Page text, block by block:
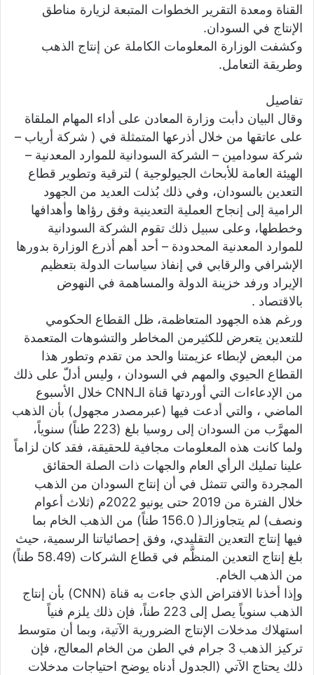
القناة ومعدة التقرير الخطوات المتبعة لزيارة مناطق
الإنتاج في السودان.
وكشفت الوزارة المعلومات الكاملة عن إنتاج الذهب
وطريقة التعامل.
تفاصيل
وقال البيان دأبت وزارة المعادن على أداء المهام الملقاة
على عاتقها من خلال أذرعها المتمثلة في ( شركة أرياب –
شركة سودامين – الشركة السودانية للموارد المعدنية –
الهيئة العامة للأبحاث الجيولوجية ) لترقية وتطوير قطاع
التعدين بالسودان، وفي ذلك بُذلت العديد من الجهود
الرامية إلى إنجاح العملية التعدينية وفق رؤاها وأهدافها
وخططها، وعلى سبيل ذلك تقوم الشركة السودانية
للموارد المعدنية المحدودة – أحد أهم أذرع الوزارة بدورها
الإشرافي والرقابي في إنفاذ سياسات الدولة بتعظيم
الإيراد ورفد خزينة الدولة والمساهمة في النهوض
بالاقتصاد .
ورغم هذه الجهود المتعاظمة، ظل القطاع الحكومي
للتعدين يتعرض للكثيرمن المخاطر والتشوهات المتعمدة
من البعض لإبطاء عزيمتنا والحد من تقدم وتطور هذا
القطاع الحيوي والمهم في السودان ، وليس أدلّ على ذلك
من الإدعاءات التي أوردتها قناة الـCNN خلال الأسبوع
الماضي ، والتي أدعت فيها (عبرمصدر مجهول) بأن الذهب
المهرَّب من السودان إلى روسيا بلغ (223 طناً) سنوياً،
ولما كانت هذه المعلومات مجافية للحقيقة، فقد كان لزاماً
علينا تمليك الرأي العام والجهات ذات الصلة الحقائق
المجردة والتي تتمثل في أن إنتاج السودان من الذهب
خلال الفترة من 2019 حتى يونيو 2022م (ثلاث أعوام
ونصف) لم يتجاوزالـ( 156.0 طناً) من الذهب الخام بما
فيها إنتاج التعدين التقليدي، وفق إحصائياتنا الرسمية، حيث
بلغ إنتاج التعدين المنظَّم في قطاع الشركات (58.49 طناً)
من الذهب الخام.
وإذا أخذنا الافتراض الذي جاءت به قناة (CNN) بأن إنتاج
الذهب سنوياً يصل إلى 223 طناً، فإن ذلك يلزم فنياً
استهلاك مدخلات الإنتاج الضرورية الآتية، وبما أن متوسط
تركيز الذهب 3 جرام في الطن من الخام المعالج، فإن
ذلك يحتاج الآتي (الجدول أدناه يوضح احتياجات مدخلات